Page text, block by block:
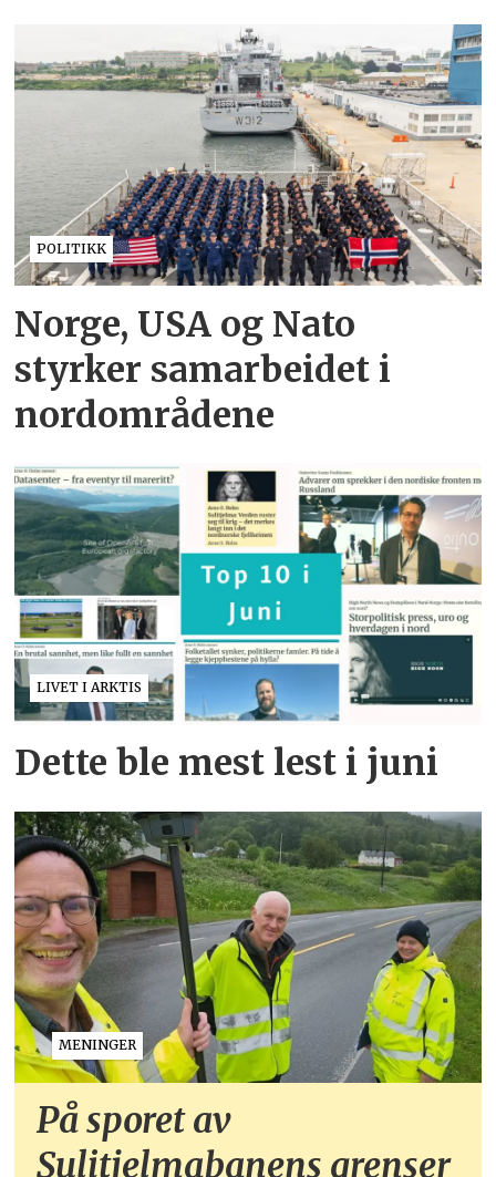
POLITIKK
Norge, USA og Nato
styrker samarbeidet i
nordområdene
LIVET I ARKTIS
Dette ble mest lest i juni
MENINGER
På sporet av
Sulitjelmabanens grenser